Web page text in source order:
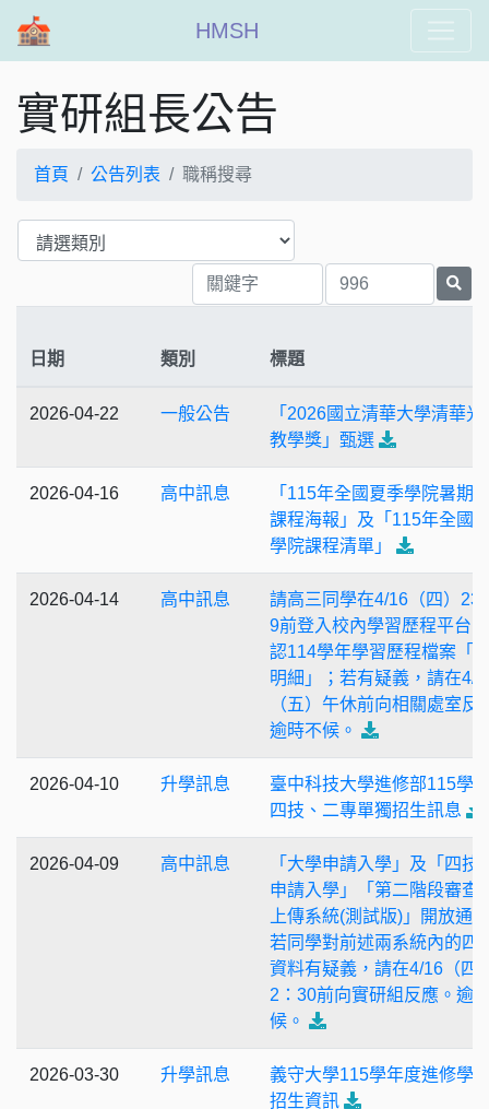
HMSH
實研組長公告
首頁 公告列表 職稱搜尋
日期 類別 標題
2026-04-22 一般公告
「2026國立清華大學清華光
教學獎」甄選
2026-04-16 高中訊息
「115年全國夏季學院暑期
課程海報」及「115年全國
學院課程清單」
2026-04-14 高中訊息
請高三同學在4/16（四）23
9前登入校內學習歷程平台
認114學年學習歷程檔案「
明細」；若有疑義，請在4/
（五）午休前向相關處室反
逾時不候。
2026-04-10 升學訊息
臺中科技大學進修部115學
四技、二專單獨招生訊息
2026-04-09 高中訊息
「大學申請入學」及「四技
申請入學」「第二階段審查
上傳系統(測試版)」開放通
若同學對前述兩系統內的四
資料有疑義，請在4/16（四
2：30前向實研組反應。逾
候。
2026-03-30 升學訊息
義守大學115學年度進修學
招生資訊